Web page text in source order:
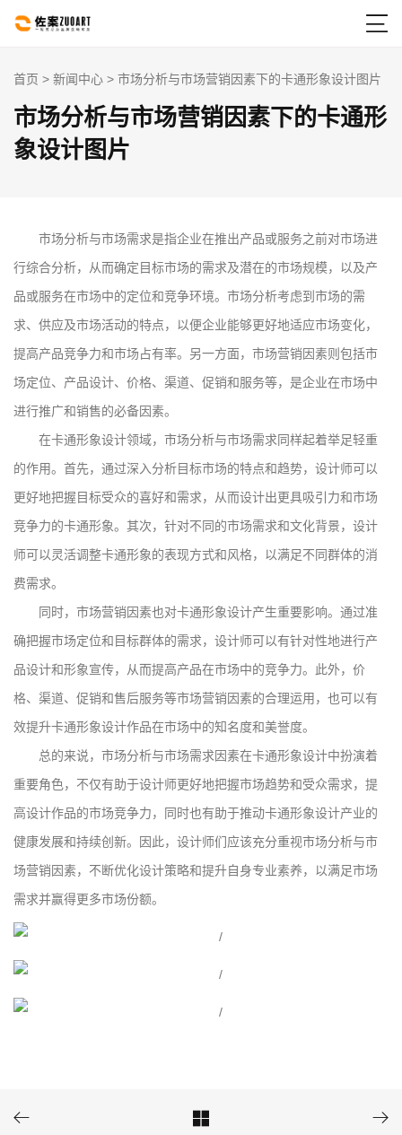

首页 > 新闻中心 > 市场分析与市场营销因素下的卡通形象设计图片
市场分析与市场营销因素下的卡通形
象设计图片
市场分析与市场需求是指企业在推出产品或服务之前对市场进
行综合分析，从而确定目标市场的需求及潜在的市场规模，以及产
品或服务在市场中的定位和竞争环境。市场分析考虑到市场的需
求、供应及市场活动的特点，以便企业能够更好地适应市场变化，
提高产品竞争力和市场占有率。另一方面，市场营销因素则包括市
场定位、产品设计、价格、渠道、促销和服务等，是企业在市场中
进行推广和销售的必备因素。
在卡通形象设计领域，市场分析与市场需求同样起着举足轻重
的作用。首先，通过深入分析目标市场的特点和趋势，设计师可以
更好地把握目标受众的喜好和需求，从而设计出更具吸引力和市场
竞争力的卡通形象。其次，针对不同的市场需求和文化背景，设计
师可以灵活调整卡通形象的表现方式和风格，以满足不同群体的消
费需求。
同时，市场营销因素也对卡通形象设计产生重要影响。通过准
确把握市场定位和目标群体的需求，设计师可以有针对性地进行产
品设计和形象宣传，从而提高产品在市场中的竞争力。此外，价
格、渠道、促销和售后服务等市场营销因素的合理运用，也可以有
效提升卡通形象设计作品在市场中的知名度和美誉度。
总的来说，市场分析与市场需求因素在卡通形象设计中扮演着
重要角色，不仅有助于设计师更好地把握市场趋势和受众需求，提
高设计作品的市场竞争力，同时也有助于推动卡通形象设计产业的
健康发展和持续创新。因此，设计师们应该充分重视市场分析与市
场营销因素，不断优化设计策略和提升自身专业素养，以满足市场
需求并赢得更多市场份额。
  